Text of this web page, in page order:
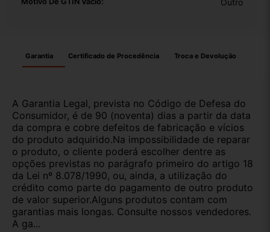
Outro
Garantia Certificado de Procedência Troca e Devolução
A Garantia Legal, prevista no Código de Defesa do
Consumidor, é de 90 (noventa) dias a partir da data
da compra e cobre defeitos de fabricação e vícios
do produto adquirido.Na impossibilidade de reparar
o produto, o cliente poderá escolher dentre as
opções previstas no parágrafo primeiro do artigo 18
da Lei nº 8.078/1990, ou, ainda, a utilização do
crédito como parte do pagamento de outro produto
de valor superior.Alguns produtos contam com
garantias mais longas. Consulte nossos vendedores.
A ga...